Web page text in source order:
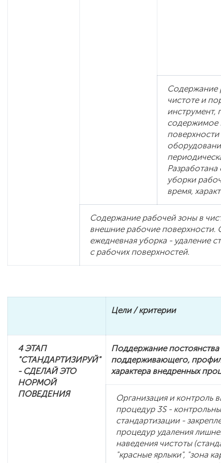
Содержание
чистоте и
инструмент,
содержимое
поверхности
Разработана
уборки
время,
Содержание рабочей зоны в
внешние рабочие поверхности.
ежедневная уборка - удаление
с рабочих поверхностей.
Цели / критерии
4 ЭТАП
"СТАНДАРТИЗИРУЙ"
- СДЕЛАЙ ЭТО
НОРМОЙ
ПОВЕДЕНИЯ
Поддержание
поддерживающего,
характера внедренных
Организация и контроль
процедур 3S -
стандартизации -
процедур удаления
наведения чистоты
"красные ярлыки", "зона